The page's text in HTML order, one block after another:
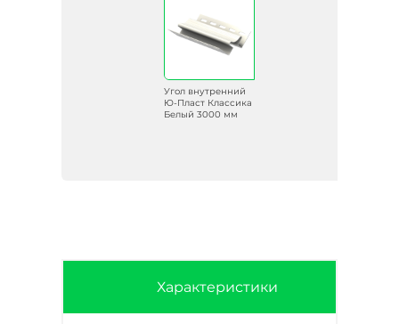
Угол внутренний
Ю-Пласт Классика
Белый 3000 мм
Характеристики